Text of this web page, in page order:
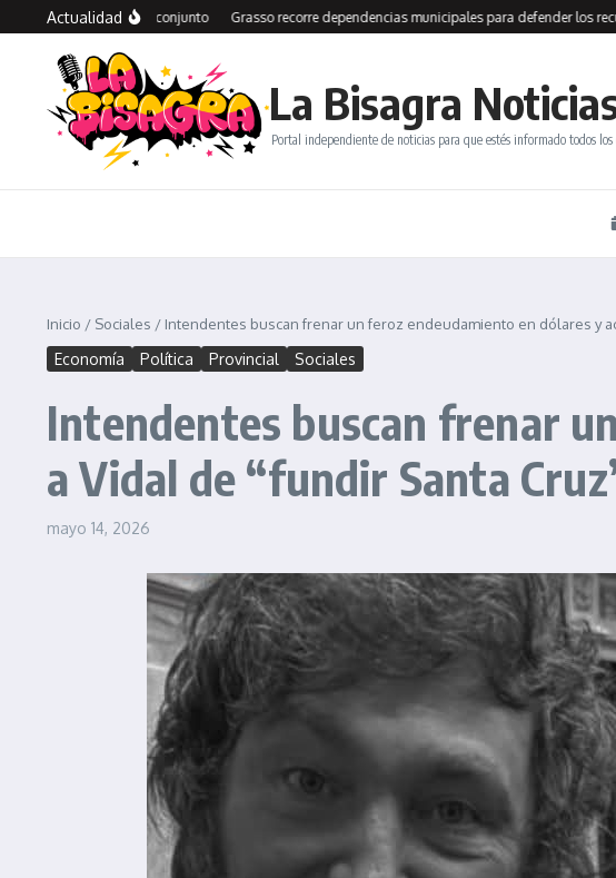
Saltar al contenido
Actualidad
plan de trabajo conjunto Grasso recorre dependencias municipales para defender los
La Bisagra
Portal independiente de noticias para que estés informado todos los
Inicio / Sociales / Intendentes buscan frenar un feroz endeudamiento en dólares y
Economía Política Provincial Sociales
Intendentes buscan frenar
a Vidal de “fundir Santa
mayo 14, 2026